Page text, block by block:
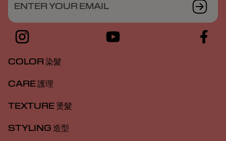
ENTER YOUR EMAIL
COLOR 染髮
CARE 護理
TEXTURE 燙髮
STYLING 造型